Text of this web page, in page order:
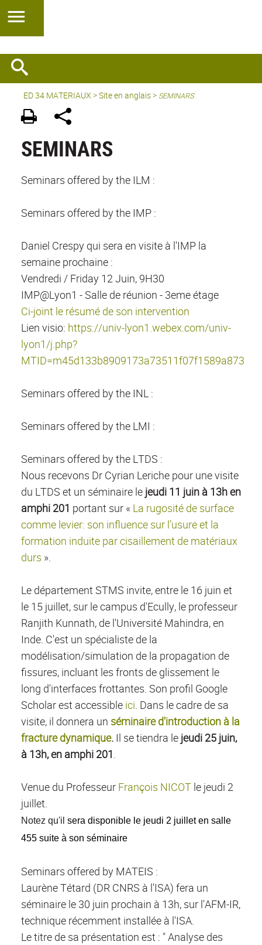
ED 34 MATERIAUX >Site en anglais> SEMINARS
SEMINARS
Seminars offered by the ILM :
Seminars offered by the IMP :
Daniel Crespy qui sera en visite à l'IMP la
semaine prochaine :
Vendredi / Friday 12 Juin, 9H30
IMP@Lyon1 - Salle de réunion - 3eme étage
Ci-joint le résumé de son intervention
Lien visio: https://univ-lyon1.webex.com/univ-
lyon1/j.php?
MTID=m45d133b8909173a73511f07f1589a873
Seminars offered by the INL :
Seminars offered by the LMI :
Seminars offered by the LTDS :
Nous recevons Dr Cyrian Leriche pour une visite
du LTDS et un séminaire le jeudi 11 juin à 13h en
amphi 201 portant sur « La rugosité de surface
comme levier: son influence sur l’usure et la
formation induite par cisaillement de matériaux
durs ».
Le département STMS invite, entre le 16 juin et
le 15 juillet, sur le campus d'Ecully, le professeur
Ranjith Kunnath, de l'Université Mahindra, en
Inde. C'est un spécialiste de la
modélisation/simulation de la propagation de
fissures, incluant les fronts de glissement le
long d'interfaces frottantes. Son profil Google
Scholar est accessible ici. Dans le cadre de sa
visite, il donnera un séminaire d'introduction à la
fracture dynamique. Il se tiendra le jeudi 25 juin,
à 13h, en amphi 201.
Venue du Professeur François NICOT le jeudi 2
juillet.
Notez qu'il sera disponible le jeudi 2 juillet en salle
455 suite à son séminaire
Seminars offered by MATEIS :
Laurène Tétard (DR CNRS à l'ISA) fera un
séminaire le 30 juin prochain à 13h, sur l'AFM-IR,
technique récemment installée à l'ISA.
Le titre de sa présentation est : " Analyse des